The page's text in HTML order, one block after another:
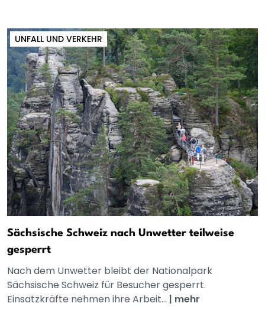
UNFALL UND VERKEHR
Sächsische Schweiz nach Unwetter teilweise
gesperrt
Nach dem Unwetter bleibt der Nationalpark
Sächsische Schweiz für Besucher gesperrt.
Einsatzkräfte nehmen ihre Arbeit... | mehr